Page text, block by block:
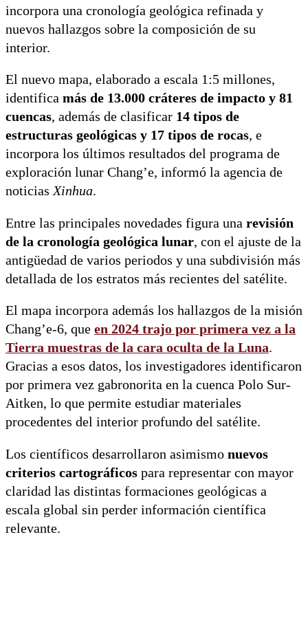
incorpora una cronología geológica refinada y
nuevos hallazgos sobre la composición de su
interior.
El nuevo mapa, elaborado a escala 1:5 millones,
identifica más de 13.000 cráteres de impacto y 81
cuencas, además de clasificar 14 tipos de
estructuras geológicas y 17 tipos de rocas, e
incorpora los últimos resultados del programa de
exploración lunar Chang’e, informó la agencia de
noticias Xinhua.
Entre las principales novedades figura una revisión
de la cronología geológica lunar, con el ajuste de la
antigüedad de varios periodos y una subdivisión más
detallada de los estratos más recientes del satélite.
El mapa incorpora además los hallazgos de la misión
Chang’e-6, que en 2024 trajo por primera vez a la
Tierra muestras de la cara oculta de la Luna.
Gracias a esos datos, los investigadores identificaron
por primera vez gabronorita en la cuenca Polo Sur-
Aitken, lo que permite estudiar materiales
procedentes del interior profundo del satélite.
Los científicos desarrollaron asimismo nuevos
criterios cartográficos para representar con mayor
claridad las distintas formaciones geológicas a
escala global sin perder información científica
relevante.